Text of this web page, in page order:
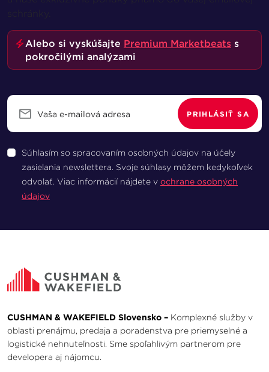
Alebo si vyskúšajte Premium Marketbeats s
pokročilými analýzami
PRIHLÁSIŤ SA
Súhlasím so spracovaním osobných údajov na účely
zasielania newslettera. Svoje súhlasy môžem kedykoľvek
odvolať. Viac informácií nájdete v ochrane osobných
údajov
CUSHMAN & WAKEFIELD Slovensko – Komplexné služby v
oblasti prenájmu, predaja a poradenstva pre priemyselné a
logistické nehnuteľnosti. Sme spoľahlivým partnerom pre
developera aj nájomcu.